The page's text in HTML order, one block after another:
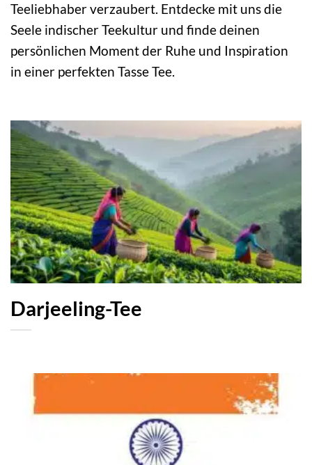
Teeliebhaber verzaubert. Entdecke mit uns die
Seele indischer Teekultur und finde deinen
persönlichen Moment der Ruhe und Inspiration
in einer perfekten Tasse Tee.
Darjeeling-Tee